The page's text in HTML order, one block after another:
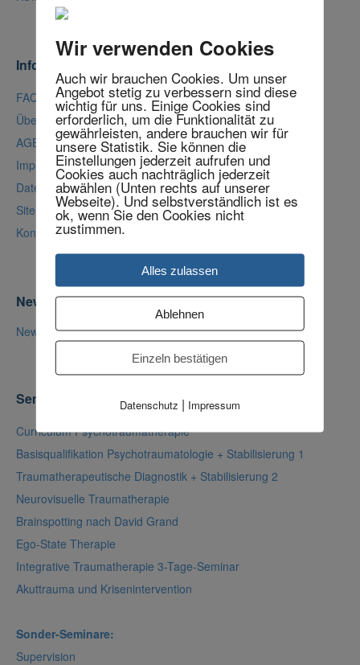
Info
FAQ – Fragen zu den Seminaren
Über uns
AGB
Impressum
Datenschutz
Sitemap
Kontakt & Anfahrt
Newsletter
Newsletter bestellen
Seminare
Curriculum Psychotraumatherapie
Basisqualifikation Psychotraumatologie + Stabilisierung 1
Traumatherapeutische Diagnostik + Stabilisierung 2
Neurovisuelle Traumatherapie
Brainspotting nach David Grand
Ego-State Therapie
Integrative Traumatherapie 3-Tage-Seminar
Akuttrauma und Krisenintervention
Sonder-Seminare:
Supervision
Wir verwenden Cookies
Auch wir brauchen Cookies. Um unser
Angebot stetig zu verbessern sind diese
wichtig für uns. Einige Cookies sind
erforderlich, um die Funktionalität zu
gewährleisten, andere brauchen wir für
unsere Statistik. Sie können die
Einstellungen jederzeit aufrufen und
Cookies auch nachträglich jederzeit
abwählen (Unten rechts auf unserer
Webseite). Und selbstverständlich ist es
ok, wenn Sie den Cookies nicht
zustimmen.
Alles zulassen
Ablehnen
Einzeln bestätigen
Datenschutz | Impressum